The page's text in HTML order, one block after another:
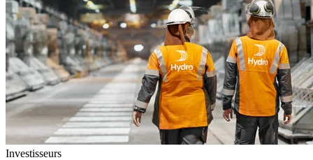
Investisseurs